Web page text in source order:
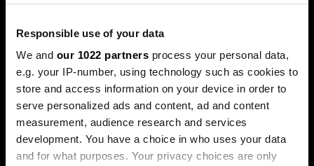
Responsible use of your data
We and our 1022 partners process your personal data,
e.g. your IP-number, using technology such as cookies to
store and access information on your device in order to
serve personalized ads and content, ad and content
measurement, audience research and services
development. You have a choice in who uses your data
and for what purposes. Your privacy choices are only
Ljeto na burzama: Psihologija
ulagača kao najveći neprijatelj
Povijesni podaci pokazuju da su lipanj i srpanj mjeseci s
najmanjom volatilnošću na burzama.